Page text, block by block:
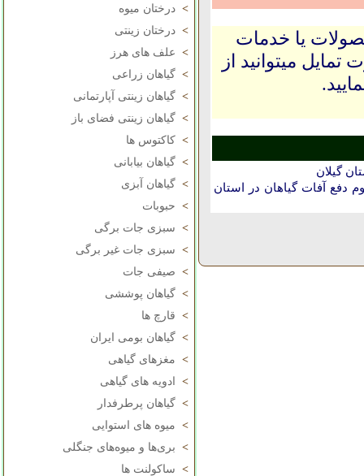
> درختان میوه
> درختان زینتی
> علف های هرز
> گیاهان زراعی
> گیاهان زینتی آپارتمانی
> گیاهان زینتی فضای باز
> کاکتوس ها
> گیاهان بیابانی
> گیاهان آبزی
> حبوبات
> سبزی جات برگی
> سبزی جات غیر برگی
> صیفی جات
> گیاهان پوششی
> قارچ ها
> گیاهان بومی ایران
> مغزهای گیاهی
>
ادویه های گیاهی
> گیاهان پرطرفدار
> میوه های استوایی
> بری‌ها و میوه‌های جنگلی
> ساکولنت ها
یا خدمات
میتوانید از
گيلان
آفات گیاهان در استان